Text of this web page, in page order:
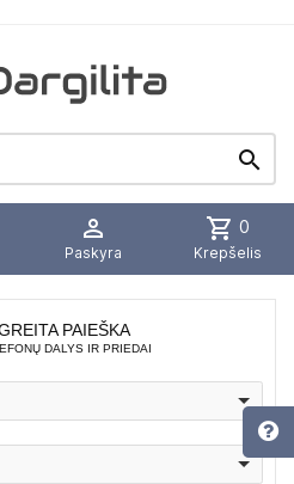


Paskyra
shopping_cart 0
Krepšelis
PAIEŠKA
DALYS IR PRIEDAI